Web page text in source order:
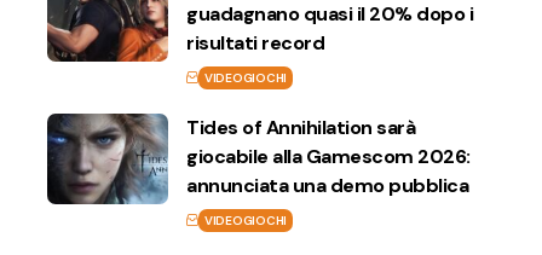
guadagnano quasi il 20% dopo i
risultati record
VIDEOGIOCHI
Tides of Annihilation sarà
giocabile alla Gamescom 2026:
annunciata una demo pubblica
VIDEOGIOCHI